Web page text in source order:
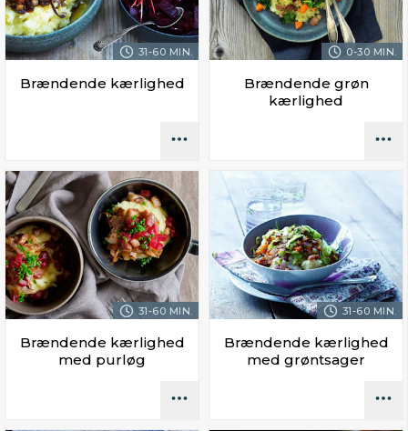
31-60 MIN.
Brændende kærlighed
0-30 MIN.
Brændende grøn
kærlighed
31-60 MIN.
Brændende kærlighed
med purløg
31-60 MIN.
Brændende kærlighed
med grøntsager